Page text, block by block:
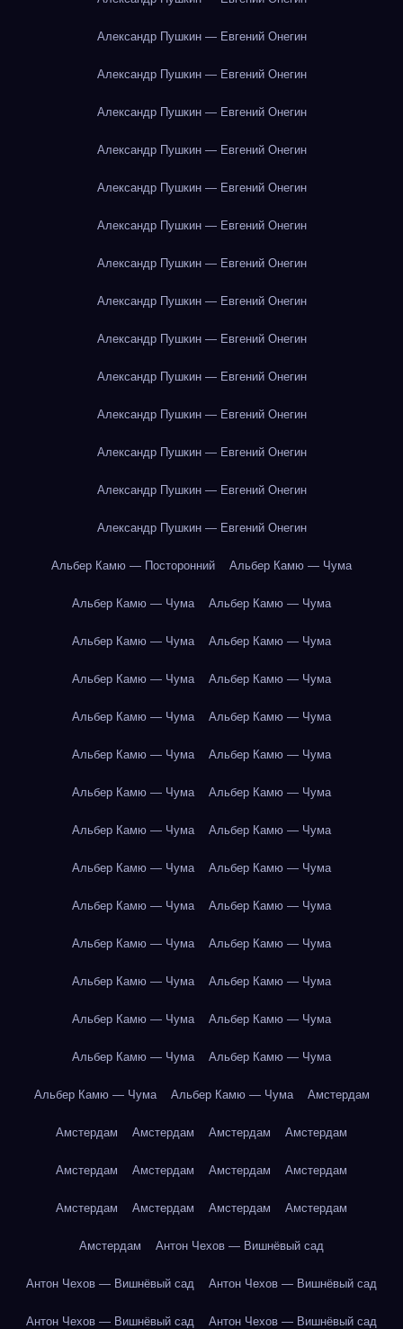
Александр Пушкин — Евгений Онегин
Александр Пушкин — Евгений Онегин
Александр Пушкин — Евгений Онегин
Александр Пушкин — Евгений Онегин
Александр Пушкин — Евгений Онегин
Александр Пушкин — Евгений Онегин
Александр Пушкин — Евгений Онегин
Александр Пушкин — Евгений Онегин
Александр Пушкин — Евгений Онегин
Александр Пушкин — Евгений Онегин
Александр Пушкин — Евгений Онегин
Александр Пушкин — Евгений Онегин
Александр Пушкин — Евгений Онегин
Александр Пушкин — Евгений Онегин
Альбер Камю — Посторонний Альбер Камю — Чума
Альбер Камю — Чума Альбер Камю — Чума
Альбер Камю — Чума Альбер Камю — Чума
Альбер Камю — Чума Альбер Камю — Чума
Альбер Камю — Чума Альбер Камю — Чума
Альбер Камю — Чума Альбер Камю — Чума
Альбер Камю — Чума Альбер Камю — Чума
Альбер Камю — Чума Альбер Камю — Чума
Альбер Камю — Чума Альбер Камю — Чума
Альбер Камю — Чума Альбер Камю — Чума
Альбер Камю — Чума Альбер Камю — Чума
Альбер Камю — Чума Альбер Камю — Чума
Альбер Камю — Чума Альбер Камю — Чума
Альбер Камю — Чума Альбер Камю — Чума
Альбер Камю — Чума Альбер Камю — Чума Амстердам
Амстердам Амстердам Амстердам Амстердам
Амстердам Амстердам Амстердам Амстердам
Амстердам Амстердам Амстердам Амстердам
Амстердам Антон Чехов — Вишнёвый сад
Антон Чехов — Вишнёвый сад Антон Чехов — Вишнёвый сад
Антон Чехов — Вишнёвый сад Антон Чехов — Вишнёвый сад